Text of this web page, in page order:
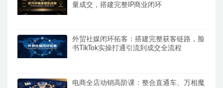
量成交，搭建完整IP商业闭环
外贸社媒闭环拓客：搭建完整获客链路，脸
书TikTok实操打通引流到成交全流程
电商全店动销高阶课：整合直通车、万相魔